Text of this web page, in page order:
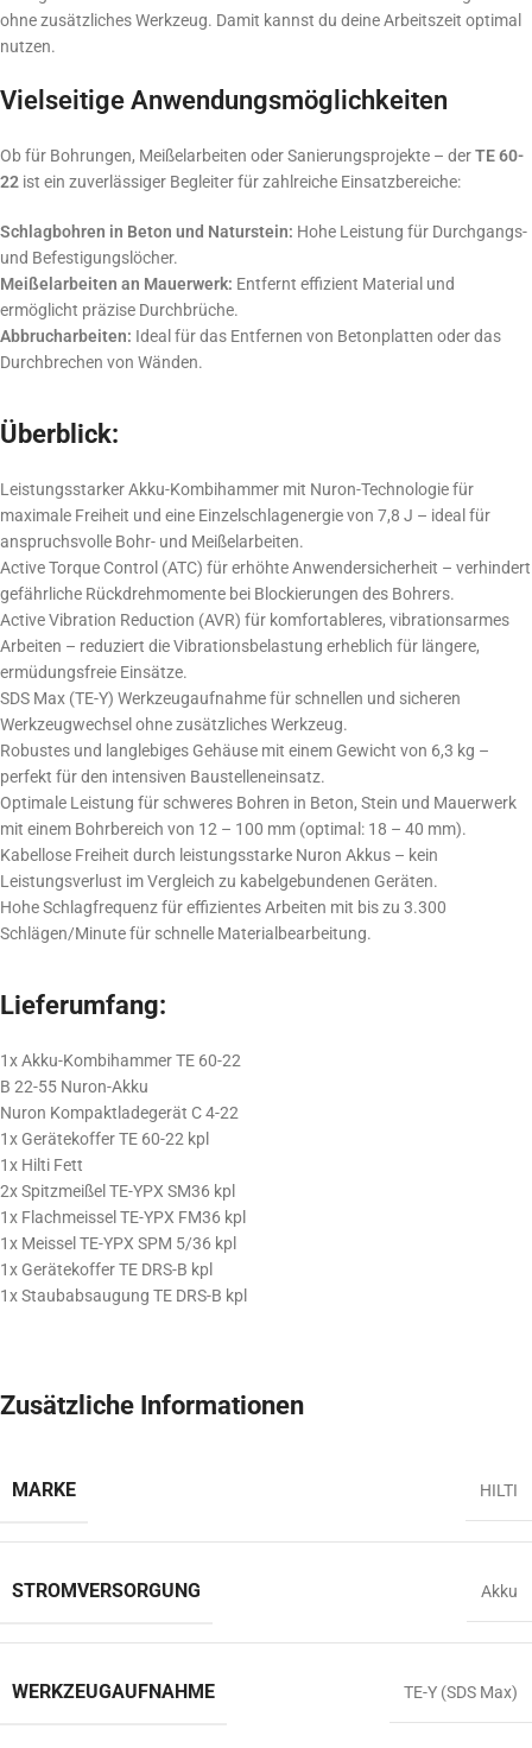
ohne zusätzliches Werkzeug. Damit kannst du deine Arbeitszeit optimal
nutzen.
Vielseitige Anwendungsmöglichkeiten
Ob für Bohrungen, Meißelarbeiten oder Sanierungsprojekte – derTE 60-
22 ist ein zuverlässiger Begleiter für zahlreiche Einsatzbereiche:
Schlagbohren in Beton und Naturstein: Hohe Leistung für Durchgangs-
und Befestigungslöcher.
Meißelarbeiten an Mauerwerk: Entfernt effizient Material und
ermöglicht präzise Durchbrüche.
Abbrucharbeiten: Ideal für das Entfernen von Betonplatten oder das
Durchbrechen von Wänden.
Überblick:
Leistungsstarker Akku-Kombihammer mit Nuron-Technologie für
maximale Freiheit und eine Einzelschlagenergie von 7,8 J – ideal für
anspruchsvolle Bohr- und Meißelarbeiten.
Active Torque Control (ATC) für erhöhte Anwendersicherheit – verhindert
gefährliche Rückdrehmomente bei Blockierungen des Bohrers.
Active Vibration Reduction (AVR) für komfortableres, vibrationsarmes
Arbeiten – reduziert die Vibrationsbelastung erheblich für längere,
ermüdungsfreie Einsätze.
SDS Max (TE-Y) Werkzeugaufnahme für schnellen und sicheren
Werkzeugwechsel ohne zusätzliches Werkzeug.
Robustes und langlebiges Gehäuse mit einem Gewicht von 6,3 kg –
perfekt für den intensiven Baustelleneinsatz.
Optimale Leistung für schweres Bohren in Beton, Stein und Mauerwerk
mit einem Bohrbereich von 12 – 100 mm (optimal: 18 – 40 mm).
Kabellose Freiheit durch leistungsstarke Nuron Akkus – kein
Leistungsverlust im Vergleich zu kabelgebundenen Geräten.
Hohe Schlagfrequenz für effizientes Arbeiten mit bis zu 3.300
Schlägen/Minute für schnelle Materialbearbeitung.
Lieferumfang:
1x Akku-Kombihammer TE 60-22
B 22-55 Nuron-Akku
Nuron Kompaktladegerät C 4-22
1x Gerätekoffer TE 60-22 kpl
1x Hilti Fett
2x Spitzmeißel TE-YPX SM36 kpl
1x Flachmeissel TE-YPX FM36 kpl
1x Meissel TE-YPX SPM 5/36 kpl
1x Gerätekoffer TE DRS-B kpl
1x Staubabsaugung TE DRS-B kpl
Zusätzliche Informationen
MARKE HILTI
STROMVERSORGUNG Akku
WERKZEUGAUFNAHME TE-Y (SDS Max)